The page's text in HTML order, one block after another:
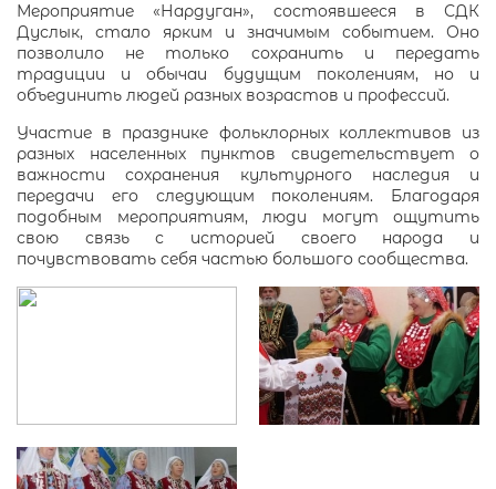
Мероприятие «Нардуган», состоявшееся в СДК
Дуслык, стало ярким и значимым событием. Оно
позволило не только сохранить и передать
традиции и обычаи будущим поколениям, но и
объединить людей разных возрастов и профессий.
Участие в празднике фольклорных коллективов из
разных населенных пунктов свидетельствует о
важности сохранения культурного наследия и
передачи его следующим поколениям. Благодаря
подобным мероприятиям, люди могут ощутить
свою связь с историей своего народа и
почувствовать себя частью большого сообщества.